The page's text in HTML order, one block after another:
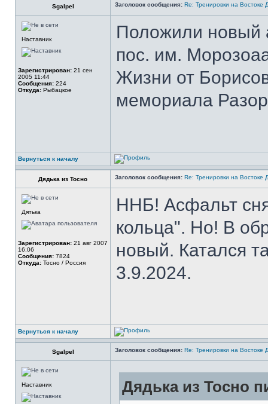
Sgalpel Заголовок сообщения: Re: Тренировки на
Наставник
Зарегистрирован: 21 сен
2005 11:44
Сообщения: 224
Откуда: Рыбацкое
Положили новый
пос. им.
Жизни от
мемориала
Вернуться к началу
Дядька из Тосно Заголовок сообщения: Re: Тренировки на
Дятька
Зарегистрирован: 21 авг 2007
16:06
Сообщения: 7824
Откуда: Тосно / Россия
ННБ! Асфальт
кольца". Но! В
новый. Катался
3.9.2024.
Вернуться к началу
Sgalpel Заголовок сообщения: Re: Тренировки на
Наставник Дядька из Тосно